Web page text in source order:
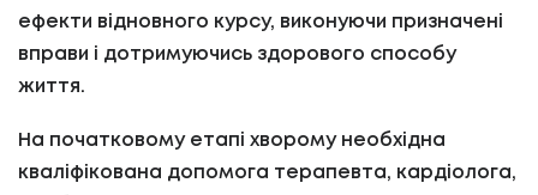
ефекти відновного курсу, виконуючи призначені
вправи і дотримуючись здорового способу
життя.
На початковому етапі хворому необхідна
кваліфікована допомога терапевта, кардіолога,